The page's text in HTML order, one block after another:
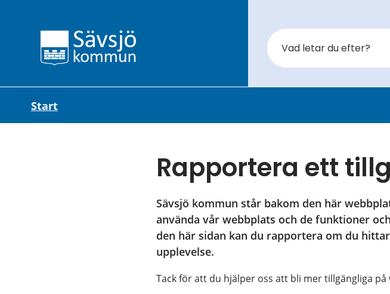
Start
Rapportera ett
Sävsjö kommun står bakom den här
använda vår webbplats och de funktioner
den här sidan kan du rapportera om du
upplevelse.
Tack för att du hjälper oss att bli mer tillgängliga på